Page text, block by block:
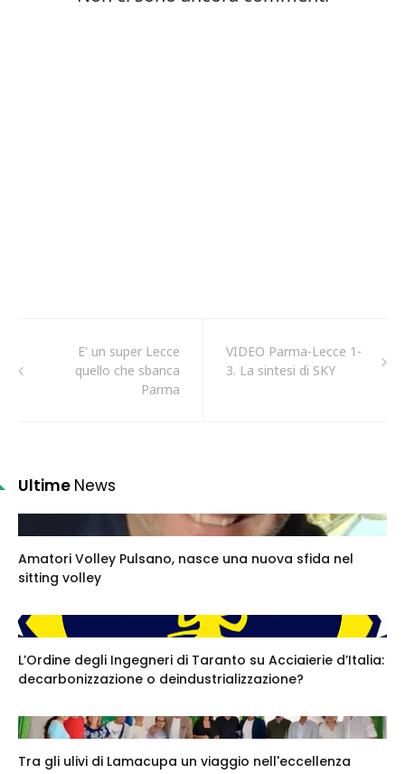
E' un super Lecce
quello che sbanca
Parma
VIDEO Parma-Lecce 1-
3. La sintesi di SKY
Ultime News
Amatori Volley Pulsano, nasce una nuova sfida nel
sitting volley
L’Ordine degli Ingegneri di Taranto su Acciaierie d’Italia:
decarbonizzazione o deindustrializzazione?
Tra gli ulivi di Lamacupa un viaggio nell'eccellenza